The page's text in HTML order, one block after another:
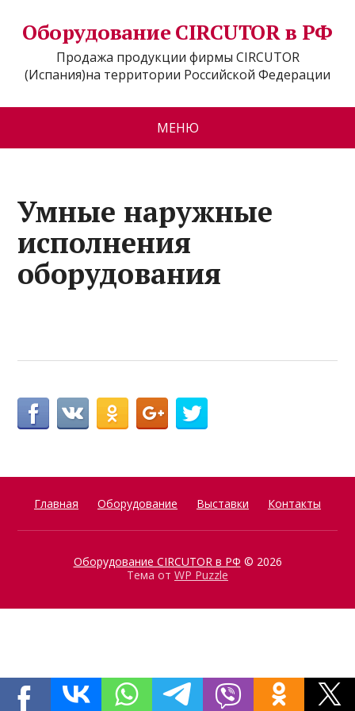
Оборудование CIRCUTOR в РФ
Продажа продукции фирмы CIRCUTOR
(Испания)на территории Российской Федерации
МЕНЮ
Умные наружные
исполнения
оборудования
Главная Оборудование Выставки Контакты
Оборудование CIRCUTOR в РФ © 2026
Тема от WP Puzzle